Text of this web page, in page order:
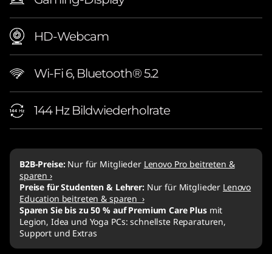
HD-Webcam
Wi-Fi 6, Bluetooth® 5.2
144 Hz Bildwiederholrate
B2B-Preise: Nur für Mitglieder Lenovo Pro beitreten &
sparen ›
Preise für Studenten & Lehrer: Nur für Mitglieder Lenovo
Education beitreten & sparen ›
Sparen Sie bis zu 50 % auf Premium Care Plusmit
Legion, Idea und Yoga PCs: schnellste Reparaturen,
Support und Extras